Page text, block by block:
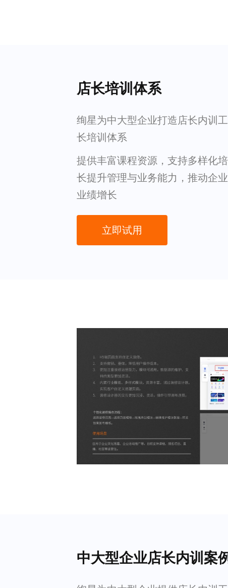
店长培训体系
绚星为中大型企业打造店长内训
长培训体系
提供丰富课程资源，支持多样化
长提升管理与业务能力，推动企业
业绩增长
立即试用
中大型企业店长内训案